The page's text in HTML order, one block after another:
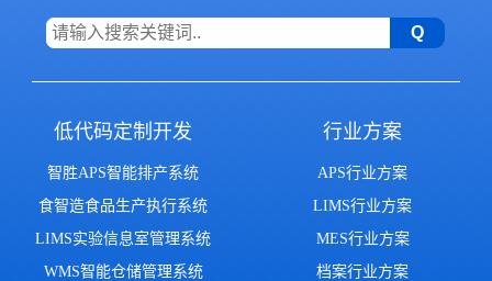
低代码定制开发
智胜APS智能排产系统
食智造食品生产执行系统
LIMS实验信息室管理系统
WMS智能仓储管理系统
行业方案
APS行业方案
LIMS行业方案
MES行业方案
档案行业方案